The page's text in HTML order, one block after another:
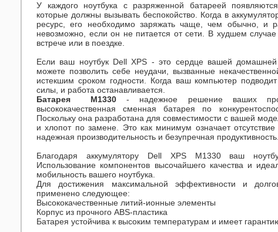
У каждого ноутбука с разряженной батареей
которые должны вызывать беспокойство. Когда в
ресурс, его необходимо заряжать чаще, чем обычно, и
невозможно, если он не питается от сети. В худшем
встрече или в поездке.
Если ваш ноутбук Dell XPS - это сердце вашей
можете позволить себе неудачи, вызванные
истекшим сроком годности. Когда ваш компьютер
силы, и работа останавливается.
Батарея M1330 - надежное решение ваших
высококачественная сменная батарея по
Поскольку она разработана для совместимости с вашей
и хлопот по замене. Это как минимум означает
надежная производительность и безупречная продуктивность.
Благодаря аккумулятору Dell XPS M1330ваш
Использование компонентов высочайшего качества и
мобильность вашего ноутбука.
Для достижения максимальной эффективности и
применено следующее:
Высококачественные литий-ионные элементы
Корпус из прочного ABS-пластика
Батарея устойчива к высоким температурам и имеет